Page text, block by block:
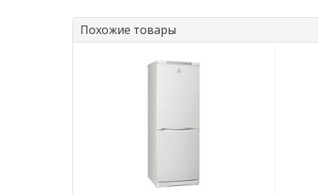
Похожие товары